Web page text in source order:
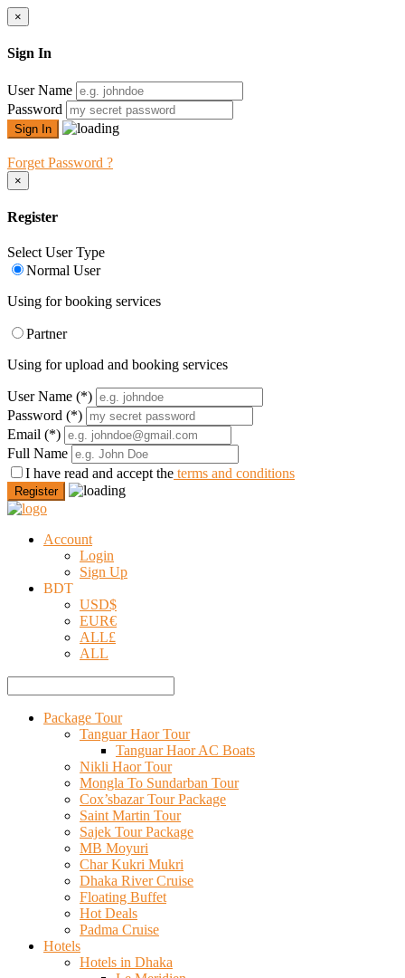
×
Sign In
User Name
Password
Forget Password ?
×
Register
Select User Type
Normal User
Using for booking services
Partner
Using for upload and booking services
User Name (*)
Password (*)
Email (*)
Full Name
I have read and accept the terms and conditions
Register
Account
Login
Sign Up
BDT
USD$
EUR€
ALL£
ALL
Package Tour
Tanguar Haor Tour
Tanguar Haor AC Boats
Nikli Haor Tour
Mongla To Sundarban Tour
Cox’sbazar Tour Package
Saint Martin Tour
Sajek Tour Package
MB Moyuri
Char Kukri Mukri
Dhaka River Cruise
Floating Buffet
Hot Deals
Padma Cruise
Hotels
Hotels in Dhaka